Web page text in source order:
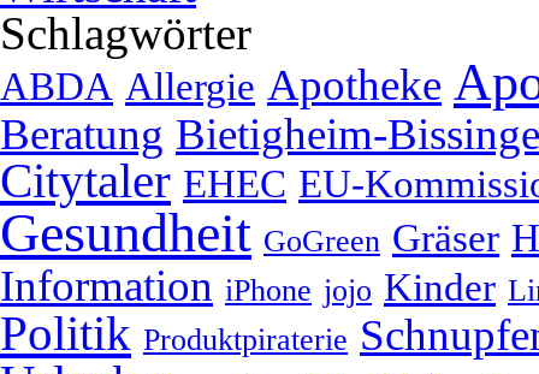
Schlagwörter
ABDA Allergie Apotheke
Beratung Bietigheim-
Citytaler EHEC EU-
Gesundheit GoGreen Gräser
Information iPhone jojo Kinder
Politik Produktpiraterie